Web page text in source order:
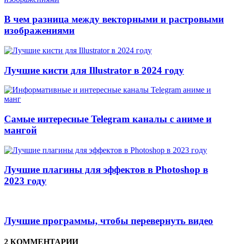
В чем разница между векторными и растровыми
изображениями
Лучшие кисти для Illustrator в 2024 году
Самые интересные Telegram каналы с аниме и
мангой
Лучшие плагины для эффектов в Photoshop в
2023 году
Лучшие программы, чтобы перевернуть видео
2 КОММЕНТАРИИ